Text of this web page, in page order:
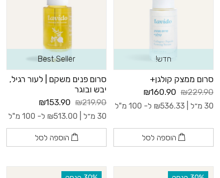
חדש!
סרום ממצק קולגן+
₪229.90
₪160.90
30 מ״ל | ₪536.33 ל- 100 מ"ל
הוספה לסל
Best Seller
סרום פנים משקם | לעור רגיל,
יבש ובוגר
₪219.90
₪153.90
30 מ״ל | ₪513.00 ל- 100 מ"ל
הוספה לסל